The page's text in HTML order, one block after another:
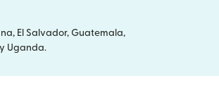
El Salvador, Guatemala,
Uganda.